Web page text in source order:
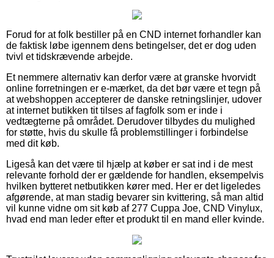
Forud for at folk bestiller på en CND internet forhandler kan
de faktisk løbe igennem dens betingelser, det er dog uden
tvivl et tidskrævende arbejde.
Et nemmere alternativ kan derfor være at granske hvorvidt
online forretningen er e-mærket, da det bør være et tegn på
at webshoppen accepterer de danske retningslinjer, udover
at internet butikken tit tilses af fagfolk som er inde i
vedtægterne på området. Derudover tilbydes du mulighed
for støtte, hvis du skulle få problemstillinger i forbindelse
med dit køb.
Ligeså kan det være til hjælp at køber er sat ind i de mest
relevante forhold der er gældende for handlen, eksempelvis
hvilken bytteret netbutikken kører med. Her er det ligeledes
afgørende, at man stadig bevarer sin kvittering, så man altid
vil kunne vidne om sit køb af 277 Cuppa Joe, CND Vinylux,
hvad end man leder efter et produkt til en mand eller kvinde.